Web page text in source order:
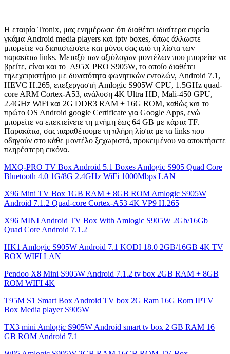
Η εταιρία Tronix, μας ενημέρωσε ότι διαθέτει ιδιαίτερα ευρεία
γκάμα Android media players και iptv boxes, όπως άλλωστε
μπορείτε να διαπιστώσετε και μόνοι σας από τη λίστα των
παρακάτω links. Μεταξύ των αξιόλογων μοντέλων που μπορείτε να
βρείτε, είναι και το A95X PRO S905W, το οποίο διαθέτει
τηλεχειριστήριο με δυνατότητα φωνητικών εντολών, Android 7.1,
HEVC H.265, επεξεργαστή Amlogic S905W CPU, 1.5GHz quad-
core ARM Cortex-A53, ανάλυση 4K Ultra HD, Mali-450 GPU,
2.4GHz WiFi και 2G DDR3 RAM + 16G ROM, καθώς και το
πρώτο OS Android google Certificate για Google Apps, ενώ
μπορείτε να επεκτείνετε τη μνήμη έως 64 GB με κάρτα TF.
Παρακάτω, σας παραθέτουμε τη πλήρη λίστα με τα links που
οδηγούν στο κάθε μοντέλο ξεχωριστά, προκειμένου να αποκτήσετε
πληρέστερη εικόνα.
MXQ-PRO TV Box Android 5.1 Boxes Amlogic S905 Quad Core
Bluetooth 4.0 1G/8G 2.4GHz WiFi 1000Mbps LAN
X96 Mini TV Box 1GB RAM + 8GB ROM Amlogic S905W
Android 7.1.2 Quad-core Cortex-A53 4K VP9 H.265
X96 MINI Android TV Box With Amlogic S905W 2Gb/16Gb
Quad Core Android 7.1.2
HK1 Amlogic S905W Android 7.1 KODI 18.0 2GB/16GB 4K TV
BOX WIFI LAN
Pendoo X8 Mini S905W Android 7.1.2 tv box 2GB RAM + 8GB
ROM WIFI 4K
T95M S1 Smart Box Android TV box 2G Ram 16G Rom IPTV
Box Media player S905W
TX3 mini Amlogic S905W Android smart tv box 2 GB RAM 16
GB ROM Android 7.1